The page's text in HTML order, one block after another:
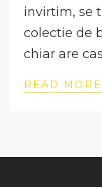
invirtim, se
colectie de
chiar are
READ MORE